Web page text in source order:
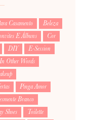
Casamento
Beleza
E Álbuns
Cor
DIY
E-Session
In Other Words
Pinga Amor
Branco
Shoes Toilette